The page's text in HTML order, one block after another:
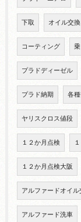
下取 オイル交
コーティング 乗
プラドディーゼル
プラド納期 各
ヤリスクロス値段
１２か月点検
１２か月点検大阪
アルファードオイル
アルファード洗車